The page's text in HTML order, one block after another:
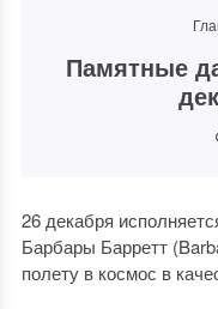
Памятные
26 декабря
Барбары Барретт
полету в космос в